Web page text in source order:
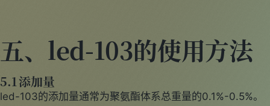
五、led-103的使用方法
5.1 添加量
led-103的添加量通常为聚氨酯体系总重量的0.1%-0.5%。